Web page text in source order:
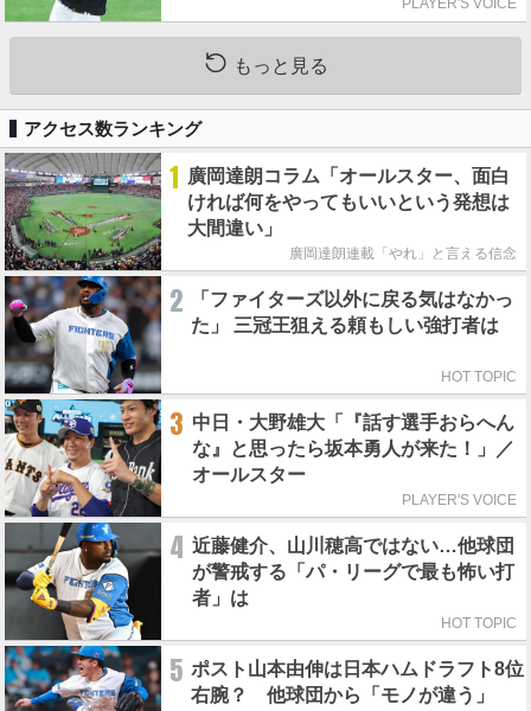
PLAYER'S VOICE
もっと見る
アクセス数ランキング
1 廣岡達朗コラム「オールスター、面白
ければ何をやってもいいという発想は
大間違い」
廣岡達朗連載「やれ」と言える信念
2
「ファイターズ以外に戻る気はなかっ
た」 三冠王狙える頼もしい強打者は
HOT TOPIC
3 中日・大野雄大「『話す選手おらへん
な』と思ったら坂本勇人が来た！」／
オールスター
PLAYER'S VOICE
4 近藤健介、山川穂高ではない…他球団
が警戒する「パ・リーグで最も怖い打
者」は
HOT TOPIC
5 ポスト山本由伸は日本ハムドラフト8位
右腕？ 他球団から「モノが違う」